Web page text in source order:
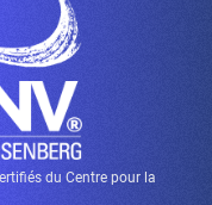
du Centre pour la